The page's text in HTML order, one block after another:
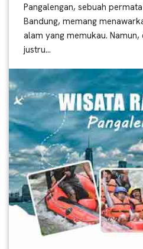
Pangalengan, sebuah
Bandung, memang
alam yang memukau.
justru…